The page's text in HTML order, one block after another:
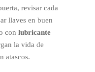
revisar cada
llaves en buen
con lubricante
la vida de
atascos.